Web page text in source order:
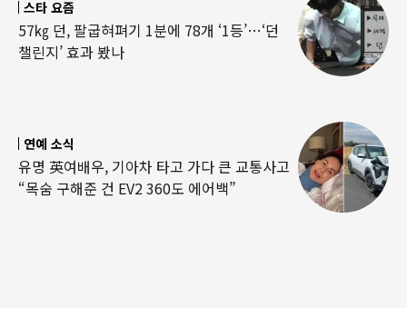
스타 요즘
57㎏ 던, 팔굽혀펴기 1분에 78개 ‘1등’…‘던
챌린지’ 효과 봤나
연예 소식
유명 英여배우, 기아차 타고 가다 큰 교통사고
“목숨 구해준 건 EV2 360도 에어백”